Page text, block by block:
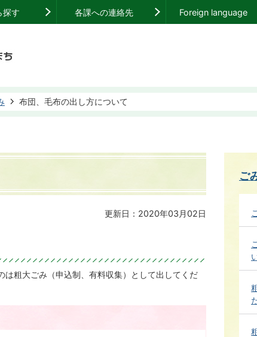
探す 各課への連絡先 Foreign language
布団、毛布の出し方について
更新日：2020年03月02日
粗大ごみ（申込制、有料収集）として出してくだ
ご